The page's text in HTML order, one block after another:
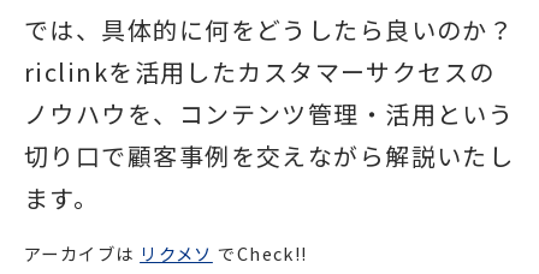
では、具体的に何をどうしたら良いのか？
riclinkを活用したカスタマーサクセスの
ノウハウを、コンテンツ管理・活用という
切り口で顧客事例を交えながら解説いたし
ます。
アーカイブは リクメソ でCheck!!